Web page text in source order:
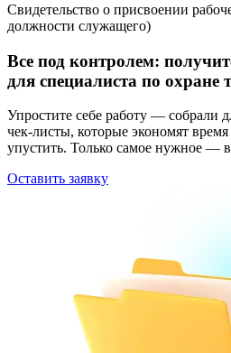
Свидетельство о присвоении
должности служащего)
Все под контролем:
для специалиста по охране
Упростите себе работу — собрали
чек-листы, которые экономят
упустить. Только самое нужное —
Оставить заявку